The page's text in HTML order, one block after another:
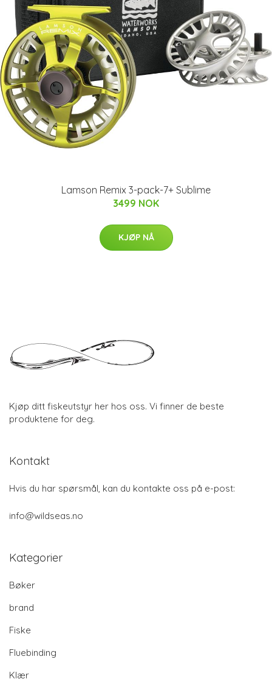
Lamson Remix 3-pack-7+ Sublime
3499 NOK
KJØP NÅ
Kjøp ditt fiskeutstyr her hos oss. Vi finner de beste
produktene for deg.
Kontakt
Hvis du har spørsmål, kan du kontakte oss på e-post:
info@wildseas.no
Kategorier
Bøker
brand
Fiske
Fluebinding
Klær